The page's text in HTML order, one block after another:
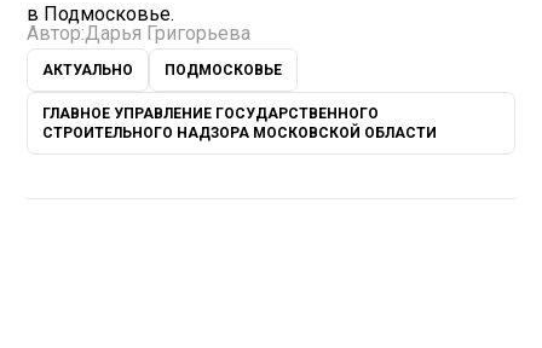
в Подмосковье.
Автор:Дарья Григорьева
АКТУАЛЬНО ПОДМОСКОВЬЕ
ГЛАВНОЕ УПРАВЛЕНИЕ ГОСУДАРСТВЕННОГО
СТРОИТЕЛЬНОГО НАДЗОРА МОСКОВСКОЙ ОБЛАСТИ